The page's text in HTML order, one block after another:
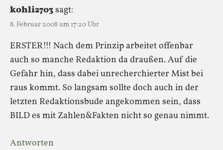
kohli2703sagt:
8. Februar 2008 um 17:20 Uhr
ERSTER!!! Nach dem Prinzip arbeitet offenbar
auch so manche Redaktion da draußen. Auf die
Gefahr hin, dass dabei unrecherchierter Mist bei
raus kommt. So langsam sollte doch auch in der
letzten Redaktionsbude angekommen sein, dass
BILD es mit Zahlen&Fakten nicht so genau nimmt.
Antworten